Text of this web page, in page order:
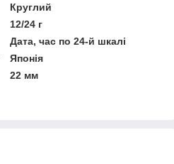
Круглий
12/24 г
Дата, час по 24-й шкалі
Японія
22 мм